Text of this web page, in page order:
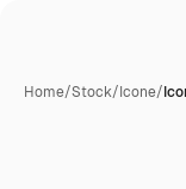
Home/Stock/Icone/